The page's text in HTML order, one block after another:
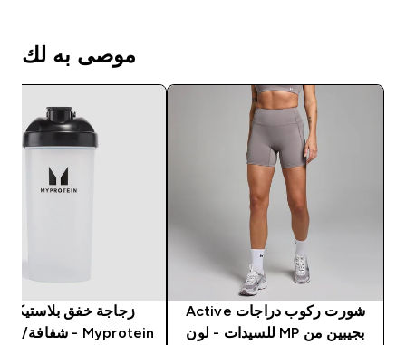
موصى به لك
شورت ركوب دراجات Active
بجيبين من MP للسيدات - لون
زجاجة خفق
Myprotein - شفافة/ لون أسود